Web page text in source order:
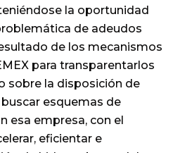
la oportunidad
de adeudos
de los mecanismos
para transparentarlos
sobre la disposición de
esquemas de
esa empresa, con el
eficientar e